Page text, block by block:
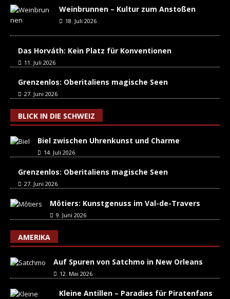
Weinbrunnen – Kultur zum Anstoßen
18. Juli 2026
Das Horváth: Kein Platz für Konventionen
11. Juli 2026
Grenzenlos: Oberitaliens magische Seen
27. Juni 2026
BLICK IN DIE SCHWEIZ
Biel zwischen Uhrenkunst und Charme
14. Juli 2026
Grenzenlos: Oberitaliens magische Seen
27. Juni 2026
Môtiers: Kunstgenuss im Val-de-Travers
9. Juni 2026
AMERIKA
Auf Spuren von Satchmo in New Orleans
12. Mai 2026
Kleine Antillen – Paradies für Piratenfans